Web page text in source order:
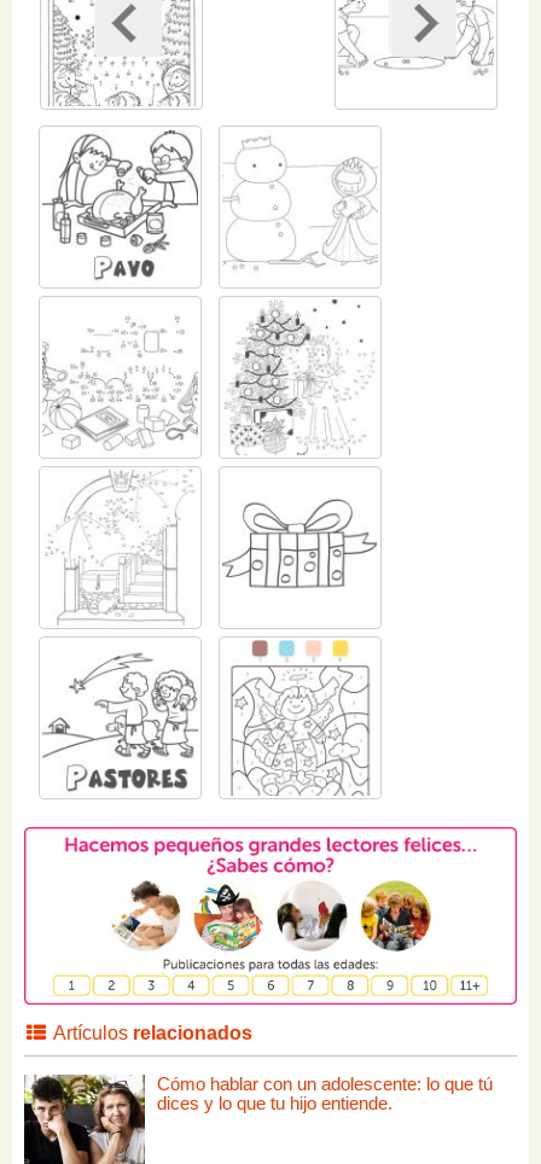
Artículos relacionados
Cómo hablar con un adolescente: lo que tú
dices y lo que tu hijo entiende.